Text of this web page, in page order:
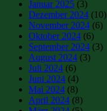
Januar 2025 (3)
Dezember 2024 (10)
November 2024 (6)
Oktober 2024 (6)
September 2024 (3)
August 2024 (3)
Juli 2024 (6)
Juni 2024 (4)
Mai 2024 (8)
April 2024 (8)